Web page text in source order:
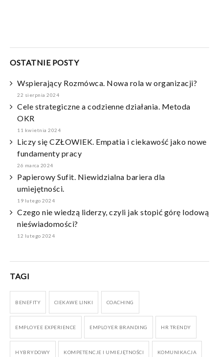
OSTATNIE POSTY
Wspierający Rozmówca. Nowa rola w organizacji?
22 sierpnia 2024
Cele strategiczne a codzienne działania. Metoda
OKR
11 kwietnia 2024
Liczy się CZŁOWIEK. Empatia i ciekawość jako nowe
fundamenty pracy
26 marca 2024
Papierowy Sufit. Niewidzialna bariera dla
umiejętności.
19 lutego 2024
Czego nie wiedzą liderzy, czyli jak stopić górę lodową
nieświadomości?
12 lutego 2024
TAGI
BENEFITY CIEKAWE LINKI COACHING
EMPLOYEE EXPERIENCE EMPLOYER BRANDING HR TRENDY
HYBRYDOWY KOMPETENCJE I UMIEJĘTNOŚCI KOMUNIKACJA